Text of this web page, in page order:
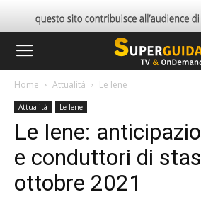
Home Attualità Le Iene
Attualità Le Iene
Le Iene:
e conduttori di
ottobre 2021